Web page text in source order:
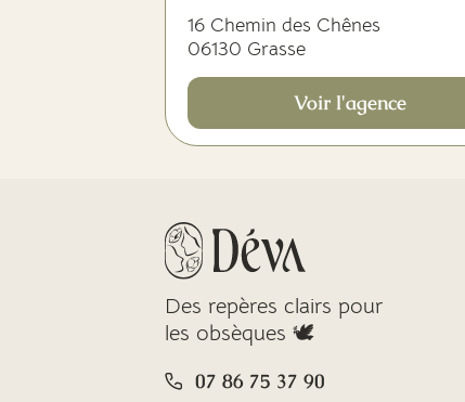
16 Chemin des Chênes
06130 Grasse
Voir l'agence
Des repères clairs pour
les obsèques 🕊️
07 86 75 37 90